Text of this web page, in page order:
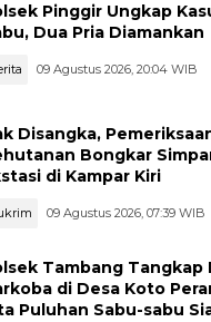
Pinggir Ungkap
Dua Pria Diamankan
09 Agustus 2026, 20:04 WIB
Disangka,
Bongkar
di Kampar Kiri
09 Agustus 2026, 07:39 WIB
Tambang Tangkap
di Desa Koto
Puluhan Sabu-sabu